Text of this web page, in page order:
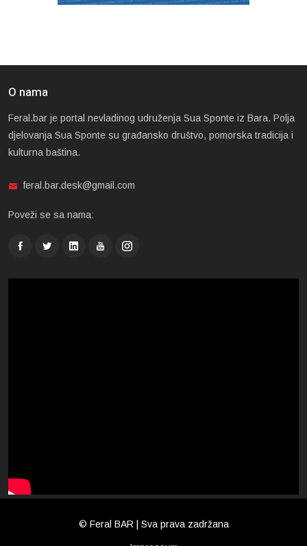
O nama
Feral.bar je portal nevladinog udruženja Sua Sponte iz Bara. Polja
djelovanja Sua Sponte su građansko društvo, pomorska tradicija i
kulturna baština.
feral.bar.desk@gmail.com
Poveži se sa nama:
© Feral BAR | Sva prava zadržana